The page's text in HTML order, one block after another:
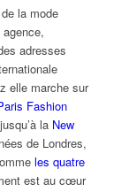
la mode
adresses
elle marche sur
Fashion
la New
de Londres,
les quatre
est au cœur